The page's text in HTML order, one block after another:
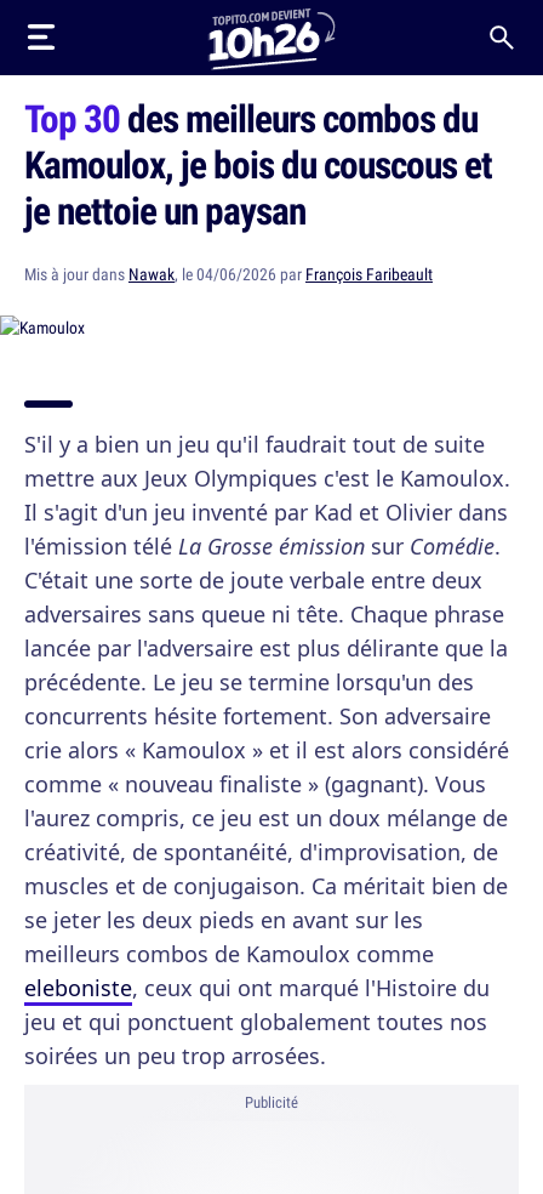
Top 30des meilleurs combos du
Kamoulox, je bois du couscous et
je nettoie un paysan
Mis à jour dans Nawak, le 04/06/2026 par François Faribeault
S'il y a bien un jeu qu'il faudrait tout de suite
mettre aux Jeux Olympiques c'est le Kamoulox.
Il s'agit d'un jeu inventé par Kad et Olivier dans
l'émission télé La Grosse émission sur Comédie.
C'était une sorte de joute verbale entre deux
adversaires sans queue ni tête. Chaque phrase
lancée par l'adversaire est plus délirante que la
précédente. Le jeu se termine lorsqu'un des
concurrents hésite fortement. Son adversaire
crie alors « Kamoulox » et il est alors considéré
comme « nouveau finaliste » (gagnant). Vous
l'aurez compris, ce jeu est un doux mélange de
créativité, de spontanéité, d'improvisation, de
muscles et de conjugaison. Ca méritait bien de
se jeter les deux pieds en avant sur les
meilleurs combos de Kamoulox comme
eleboniste, ceux qui ont marqué l'Histoire du
jeu et qui ponctuent globalement toutes nos
soirées un peu trop arrosées.
Publicité